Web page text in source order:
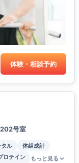
体験・相談予約
号室
ル
体組成計
ロテイン もっと見る